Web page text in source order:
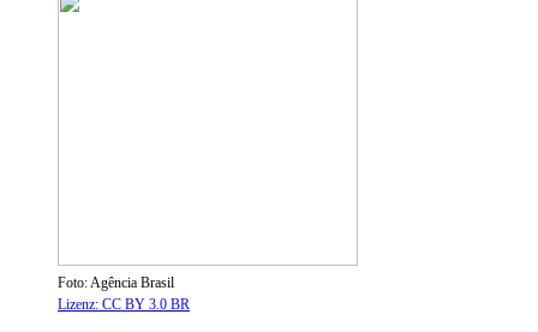
Foto: Agência Brasil
Lizenz: CC BY 3.0 BR